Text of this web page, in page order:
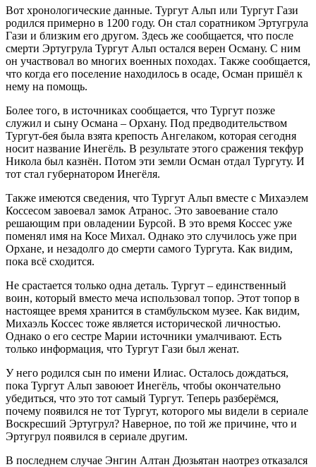
Вот хронологические данные. Тургут Альп или Тургут Гази
родился примерно в 1200 году. Он стал соратником Эртугрула
Гази и близким его другом. Здесь же сообщается, что после
смерти Эртугрула Тургут Альп остался верен Осману. С ним
он участвовал во многих военных походах. Также сообщается,
что когда его поселение находилось в осаде, Осман пришёл к
нему на помощь.
Более того, в источниках сообщается, что Тургут позже
служил и сыну Османа – Орхану. Под предводительством
Тургут-бея была взята крепость Ангелаком, которая сегодня
носит название Инегёль. В результате этого сражения текфур
Никола был казнён. Потом эти земли Осман отдал Тургуту. И
тот стал губернатором Инегёля.
Также имеются сведения, что Тургут Альп вместе с Михаэлем
Коссесом завоевал замок Атранос. Это завоевание стало
решающим при овладении Бурсой. В это время Коссес уже
поменял имя на Косе Михал. Однако это случилось уже при
Орхане, и незадолго до смерти самого Тургута. Как видим,
пока всё сходится.
Не срастается только одна деталь. Тургут – единственный
воин, который вместо меча использовал топор. Этот топор в
настоящее время хранится в стамбульском музее. Как видим,
Михаэль Коссес тоже является исторической личностью.
Однако о его сестре Марии источники умалчивают. Есть
только информация, что Тургут Гази был женат.
У него родился сын по имени Илиас. Осталось дождаться,
пока Тургут Альп завоюет Инегёль, чтобы окончательно
убедиться, что это тот самый Тургут. Теперь разберёмся,
почему появился не тот Тургут, которого мы видели в сериале
Воскресший Эртугрул? Наверное, по той же причине, что и
Эртугрул появился в сериале другим.
В последнем случае Энгин Алтан Дюзьятан наотрез отказался